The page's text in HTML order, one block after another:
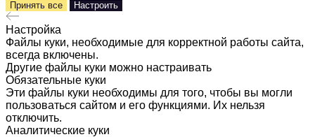
Принять все Настроить
Настройка
Файлы куки, необходимые для корректной работы сайта,
всегда включены.
Другие файлы куки можно настраивать
Обязательные куки
Эти файлы куки необходимы для того, чтобы вы могли
пользоваться сайтом и его функциями. Их нельзя
отключить.
Аналитические куки